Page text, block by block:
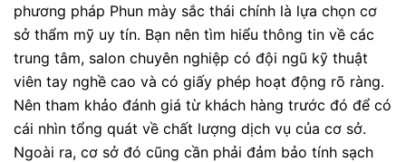
phương pháp Phun mày sắc thái chính là lựa chọn cơ
sở thẩm mỹ uy tín. Bạn nên tìm hiểu thông tin về các
trung tâm, salon chuyên nghiệp có đội ngũ kỹ thuật
viên tay nghề cao và có giấy phép hoạt động rõ ràng.
Nên tham khảo đánh giá từ khách hàng trước đó để có
cái nhìn tổng quát về chất lượng dịch vụ của cơ sở.
Ngoài ra, cơ sở đó cũng cần phải đảm bảo tính sạch